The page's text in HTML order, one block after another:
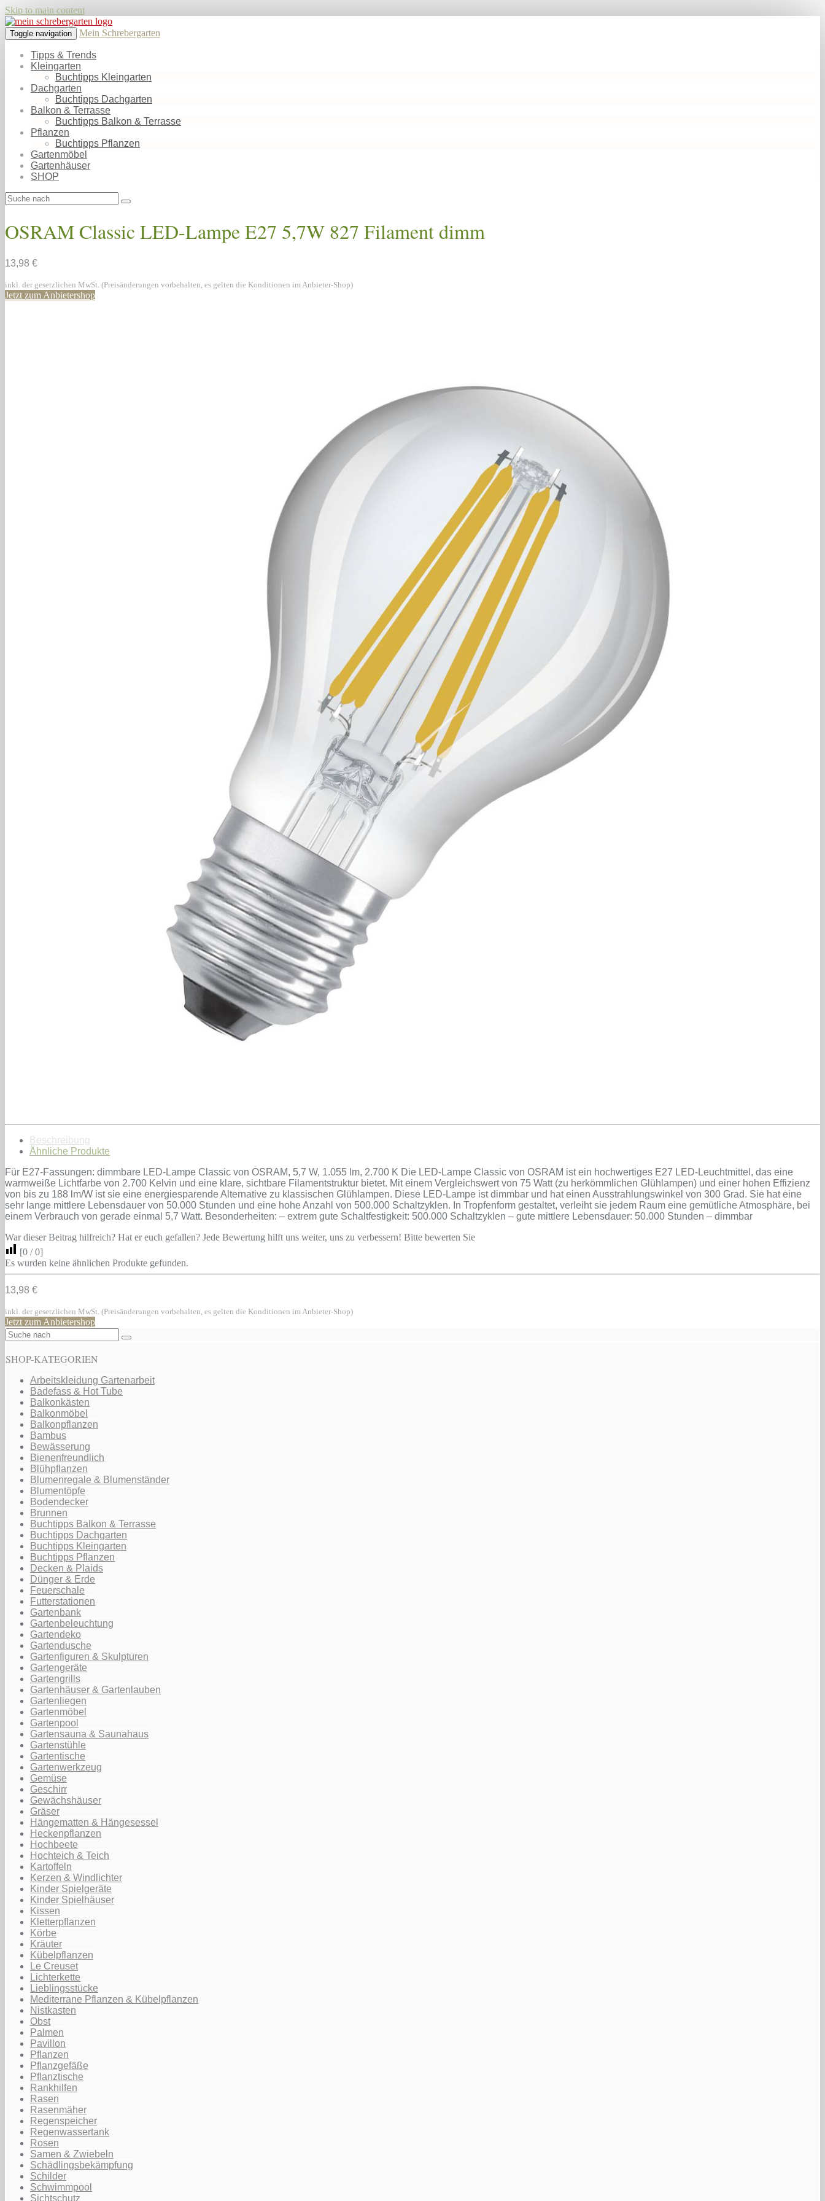
Skip to main content
Toggle navigation Mein Schrebergarten
Tipps & Trends
Kleingarten
Buchtipps Kleingarten
Dachgarten
Buchtipps Dachgarten
Balkon & Terrasse
Buchtipps Balkon & Terrasse
Pflanzen
Buchtipps Pflanzen
Gartenmöbel
Gartenhäuser
SHOP
OSRAM Classic LED-Lampe E27 5,7W 827 Filament dimm
13,98 €
inkl. der gesetzlichen MwSt. (Preisänderungen vorbehalten, es gelten die Konditionen im Anbieter-Shop)
Jetzt zum Anbietershop
Beschreibung
Ähnliche Produkte
Für E27-Fassungen: dimmbare LED-Lampe Classic von OSRAM, 5,7 W, 1.055 lm, 2.700 K Die LED-Lampe Classic von OSRAM ist ein hochwertiges E27 LED-Leuchtmittel, das eine
warmweiße Lichtfarbe von 2.700 Kelvin und eine klare, sichtbare Filamentstruktur bietet. Mit einem Vergleichswert von 75 Watt (zu herkömmlichen Glühlampen) und einer hohen Effizienz
von bis zu 188 lm/W ist sie eine energiesparende Alternative zu klassischen Glühlampen. Diese LED-Lampe ist dimmbar und hat einen Ausstrahlungswinkel von 300 Grad. Sie hat eine
sehr lange mittlere Lebensdauer von 50.000 Stunden und eine hohe Anzahl von 500.000 Schaltzyklen. In Tropfenform gestaltet, verleiht sie jedem Raum eine gemütliche Atmosphäre, bei
einem Verbrauch von gerade einmal 5,7 Watt. Besonderheiten: – extrem gute Schaltfestigkeit: 500.000 Schaltzyklen – gute mittlere Lebensdauer: 50.000 Stunden – dimmbar
War dieser Beitrag hilfreich? Hat er euch gefallen? Jede Bewertung hilft uns weiter, uns zu verbessern! Bitte bewerten Sie
[0 /0]
Es wurden keine ähnlichen Produkte gefunden.
13,98 €
inkl. der gesetzlichen MwSt. (Preisänderungen vorbehalten, es gelten die Konditionen im Anbieter-Shop)
Jetzt zum Anbietershop
SHOP-KATEGORIEN
Arbeitskleidung Gartenarbeit
Badefass & Hot Tube
Balkonkästen
Balkonmöbel
Balkonpflanzen
Bambus
Bewässerung
Bienenfreundlich
Blühpflanzen
Blumenregale & Blumenständer
Blumentöpfe
Bodendecker
Brunnen
Buchtipps Balkon & Terrasse
Buchtipps Dachgarten
Buchtipps Kleingarten
Buchtipps Pflanzen
Decken & Plaids
Dünger & Erde
Feuerschale
Futterstationen
Gartenbank
Gartenbeleuchtung
Gartendeko
Gartendusche
Gartenfiguren & Skulpturen
Gartengeräte
Gartengrills
Gartenhäuser & Gartenlauben
Gartenliegen
Gartenmöbel
Gartenpool
Gartensauna & Saunahaus
Gartenstühle
Gartentische
Gartenwerkzeug
Gemüse
Geschirr
Gewächshäuser
Gräser
Hängematten & Hängesessel
Heckenpflanzen
Hochbeete
Hochteich & Teich
Kartoffeln
Kerzen & Windlichter
Kinder Spielgeräte
Kinder Spielhäuser
Kissen
Kletterpflanzen
Körbe
Kräuter
Kübelpflanzen
Le Creuset
Lichterkette
Lieblingsstücke
Mediterrane Pflanzen & Kübelpflanzen
Nistkasten
Obst
Palmen
Pavillon
Pflanzen
Pflanzgefäße
Pflanztische
Rankhilfen
Rasen
Rasenmäher
Regenspeicher
Regenwassertank
Rosen
Samen & Zwiebeln
Schädlingsbekämpfung
Schilder
Schwimmpool
Sichtschutz